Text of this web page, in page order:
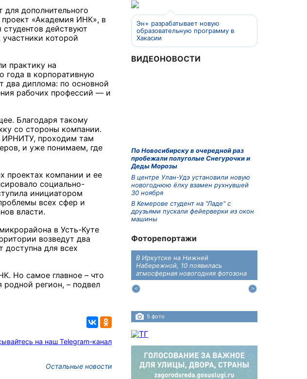
дополнительного
«Академия ИНК», в
действуют
которой
практику на
года в корпоративную
два диплома: по основной
рабочих профессий — и
Благодаря такому
со стороны компании.
ИРНИТУ, проходим там
и уже понимаем, где
проектах компании и ее
социально-
инициатором
всех сфер и
власти.
в Усть-Куте
возведут два
доступна для всех
Но самое главное – что
регион, – подвел
на наш Telegram-канал
Остальные новости
Эн+ разрабатывает новую
образовательную программу в
Хакасии
ВИДЕОНОВОСТИ
По Новосибирску в очередной раз
пробежали полуголые Снегурочки и
Деды Морозы
В центре Улан-Удэ установили новую
новогоднюю ёлку взамен рухнувшей
30 ноября
В Кемерове студент на "Ладе" с
друзьями пускали фейерверки из окон
машины
Фоторепортажи
назначили в Томской области
В Иркутске на Нижней
Набережной, 10 появилась
атмосферная новогодняя фотозона
5 фото